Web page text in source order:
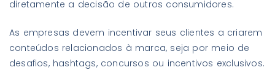
diretamente a decisão de outros consumidores.
As empresas devem incentivar seus clientes a criarem
conteúdos relacionados à marca, seja por meio de
desafios, hashtags, concursos ou incentivos exclusivos.